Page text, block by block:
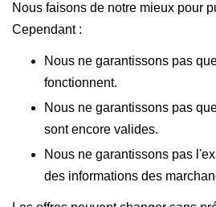
Nous faisons de notre mieux pour
Cependant :
Nous ne garantissons pas
fonctionnent.
Nous ne garantissons pas
sont encore valides.
Nous ne garantissons pas
des informations des